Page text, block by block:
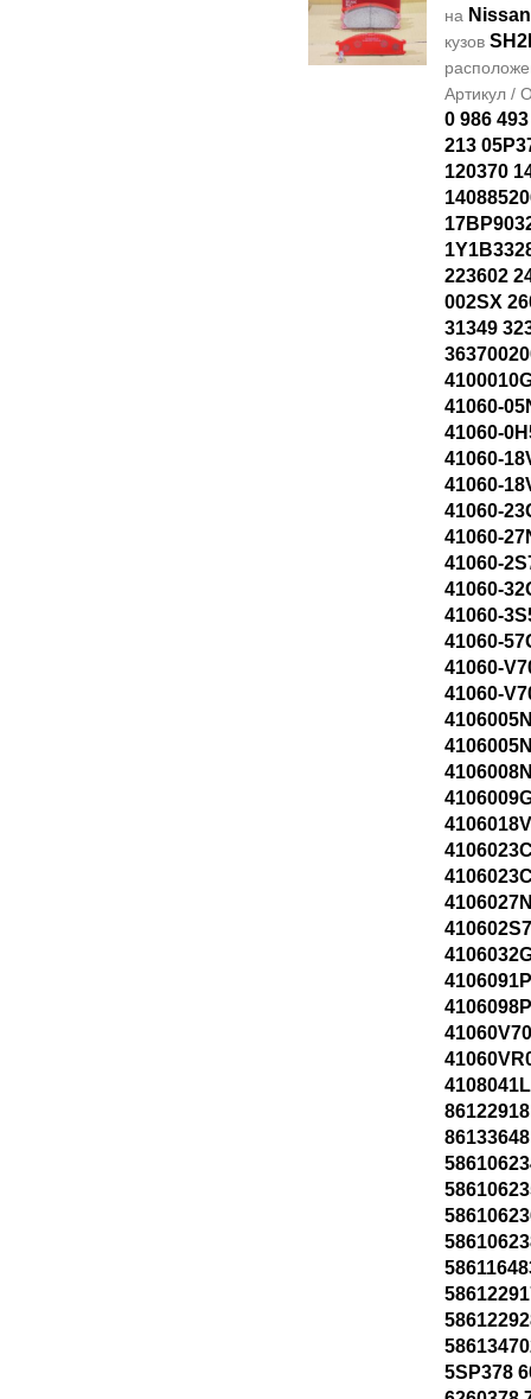
на
кузов
Артикул /
0 986
213
120370
223602
002SX
31349
41060-
41060-
41060-
41060-
41060-
41060-
41060-
41060-
41060-
41060-
41060-
41060-
5SP378